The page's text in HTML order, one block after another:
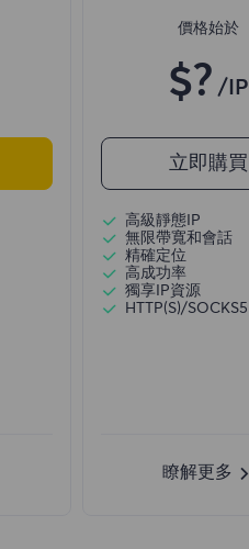
價格始於
$? /IP
立即購買
高級靜態IP
無限帶寬和會話
精確定位
高成功率
獨享IP資源
HTTP(S)/SOCKS5
瞭解更多